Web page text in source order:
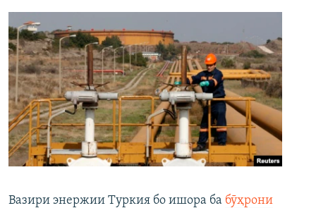
Вазири энержии Туркия бо ишора ба бӯҳрони